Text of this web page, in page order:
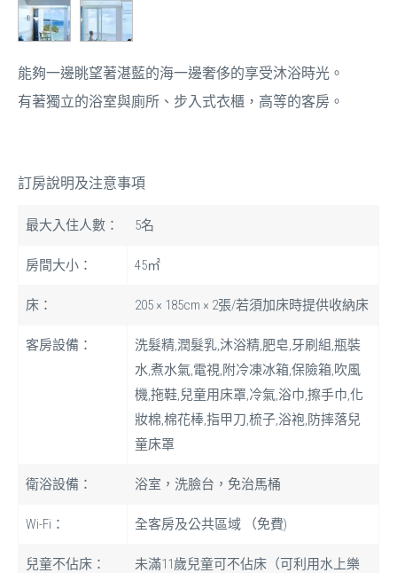
能夠一邊眺望著湛藍的海一邊奢侈的享受沐浴時光。
有著獨立的浴室與廁所、步入式衣櫃，高等的客房。
訂房說明及注意事項
最大入住人數： 5名
房間大小： 45㎡
床： 205 × 185cm × 2張/若須加床時提供收納床
客房設備：
洗髮精,潤髮乳,沐浴精,肥皂,牙刷組,瓶裝
水,煮水氣,電視,附冷凍冰箱,保險箱,吹風
機,拖鞋,兒童用床罩,冷氣,浴巾,擦手巾,化
妝棉,棉花棒,指甲刀,梳子,浴袍,防摔落兒
童床罩
衛浴設備： 浴室，洗臉台，免治馬桶
Wi-Fi： 全客房及公共區域 （免費)
兒童不佔床：
未滿11歲兒童可不佔床（可利用水上樂